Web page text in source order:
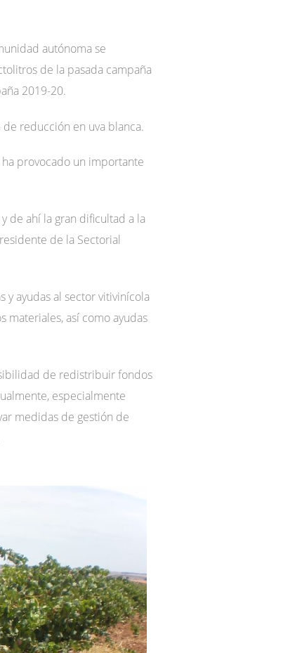
autónoma se
de la pasada campaña
2019-20.
reducción en uva blanca.
provocado un importante
de ahí la gran dificultad a la
de la Sectorial
y ayudas al sector vitivinícola
materiales, así como ayudas
de redistribuir fondos
especialmente
medidas de gestión de